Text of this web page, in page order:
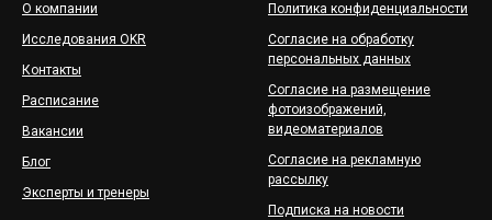
О компании
Исследования OKR
Контакты
Расписание
Вакансии
Блог
Эксперты и тренеры
Политика конфиденциальности
Согласие на обработку
персональных данных
Согласие на размещение
фотоизображений,
видеоматериалов
Согласие на рекламную
рассылку
Подписка на новости